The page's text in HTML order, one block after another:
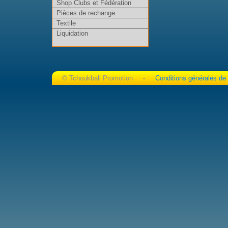
Shop Clubs et Fédération
Pièces de rechange
Textile
Liquidation
© Tchoukball Promotion - Conditions générales de